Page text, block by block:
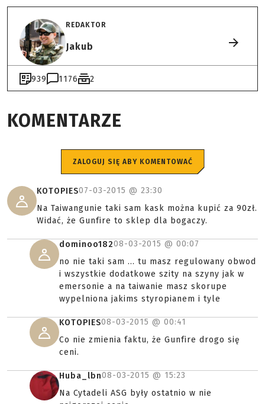
REDAKTOR
Jakub
939 1176 2
KOMENTARZE
ZALOGUJ SIĘ ABY KOMENTOWAĆ
KOTOPIES07-03-2015 @ 23:30
Na Taiwangunie taki sam kask można kupić za 90zł.
Widać, że Gunfire to sklep dla bogaczy.
dominoo18208-03-2015 @ 00:07
no nie taki sam ... tu masz regulowany obwod
i wszystkie dodatkowe szity na szyny jak w
emersonie a na taiwanie masz skorupe
wypelniona jakims styropianem i tyle
KOTOPIES08-03-2015 @ 00:41
Co nie zmienia faktu, że Gunfire drogo się
ceni.
Huba_lbn08-03-2015 @ 15:23
Na Cytadeli ASG były ostatnio w nie